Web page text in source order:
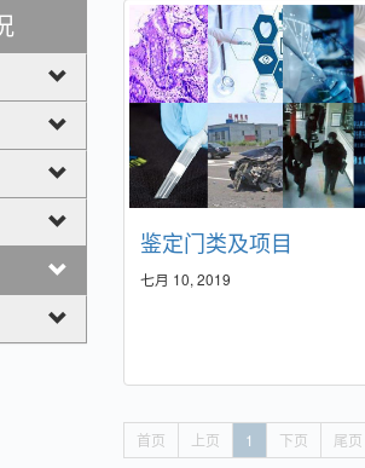
鉴定门类及项目
七月 10, 2019
首页 上页 1 下页 尾页